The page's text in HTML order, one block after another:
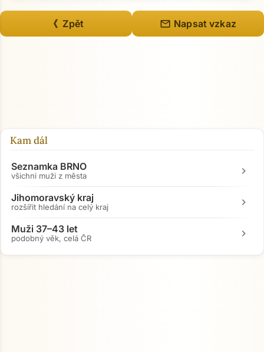
《 Zpět mail Napsat vzkaz
Kam dál
Seznamka BRNO
všichni muži z města chevron_right
Jihomoravský kraj
rozšířit hledání na celý kraj chevron_right
Muži 37–43 let
podobný věk, celá ČR chevron_right